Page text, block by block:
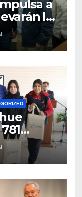
a
la
del